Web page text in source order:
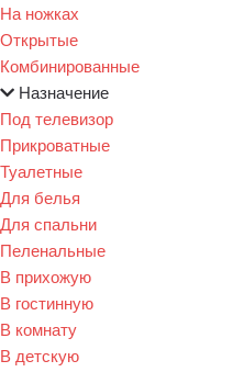
На ножках
Открытые
Комбинированные
Назначение
Под телевизор
Прикроватные
Туалетные
Для белья
Для спальни
Пеленальные
В прихожую
В гостинную
В комнату
В детскую